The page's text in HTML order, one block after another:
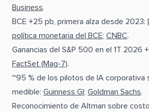
Business.
BCE +25 pb, primera alza desde 2023:
política monetaria del BCE; CNBC.
Ganancias del S&P 500 en el 1T 2026
FactSet (Mag-7).
~95 % de los pilotos de IA corporativa
medible: Guinness GI ; Goldman Sachs.
Reconocimiento de Altman sobre